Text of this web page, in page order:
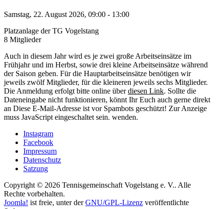
Samstag, 22. August 2026, 09:00 - 13:00
Platzanlage der TG Vogelstang
8 Mitglieder
Auch in diesem Jahr wird es je zwei große Arbeitseinsätze im
Frühjahr und im Herbst, sowie drei kleine Arbeitseinsätze während
der Saison geben. Für die Hauptarbeitseinsätze benötigen wir
jeweils zwölf Mitglieder, für die kleineren jeweils sechs Mitglieder.
Die Anmeldung erfolgt bitte online überdiesen Link. Sollte die
Dateneingabe nicht funktionieren, könnt Ihr Euch auch gerne direkt
an Diese E-Mail-Adresse ist vor Spambots geschützt! Zur Anzeige
muss JavaScript eingeschaltet sein. wenden.
Instagram
Facebook
Impressum
Datenschutz
Satzung
Copyright © 2026 Tennisgemeinschaft Vogelstang e. V.. Alle
Rechte vorbehalten.
Joomla! ist freie, unter derGNU/GPL-Lizenz veröffentlichte